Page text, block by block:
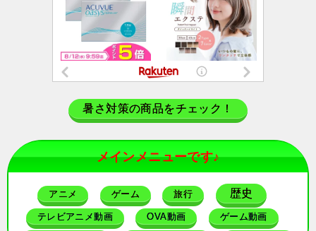
暑さ対策の商品をチェック！
メインメニューです♪
アニメ ゲーム 旅行 歴史
テレビアニメ動画 OVA動画 ゲーム動画